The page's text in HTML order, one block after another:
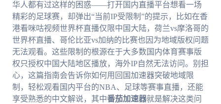
华人都有过这样的困惑——打开国内直播平台想看一场
精彩的足球赛，却弹出“当前IP受限制”的提示，比如在香
港看咪咕视频世界杯直播仅限中国大陆，荷兰vs摩洛哥的
世界杯直播、哥伦比亚vs加纳的比赛也因为地域版权问题
无法观看。这些限制的根源在于大多数国内体育赛事版
权只授权中国大陆地区播放，海外IP自然无法访问。别担
心，这篇指南会告诉你如何用回国加速器突破地域限
制，轻松观看国内平台的NBA、足球等赛事直播，还能
享受熟悉的中文解说，其中番茄加速器就是解决这类问